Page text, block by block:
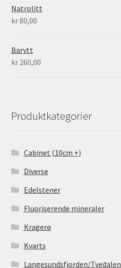
Natrolitt
kr80,00
Barytt
kr260,00
Produktkategorier
Cabinet (10cm +)
Diverse
Edelstener
Fluoriserende mineraler
Kragerø
Kvarts
Langesundsfjorden/Tvedalen